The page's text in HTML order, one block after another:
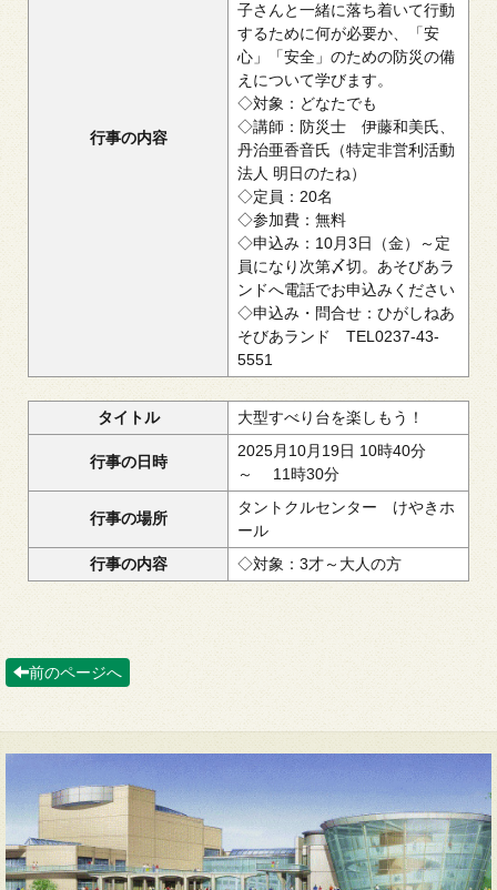
行事の内容
子さんと一緒に落ち着いて行動
するために何が必要か、「安
心」「安全」のための防災の備
えについて学びます。
◇対象：どなたでも
◇講師：防災士 伊藤和美氏、
丹治亜香音氏（特定非営利活動
法人 明日のたね）
◇定員：20名
◇参加費：無料
◇申込み：10月3日（金）～定
員になり次第〆切。あそびあラ
ンドへ電話でお申込みください
◇申込み・問合せ：ひがしねあ
そびあランド TEL0237-43-
5551
タイトル 大型すべり台を楽しもう！
行事の日時
2025月10月19日 10時40分
～ 11時30分
行事の場所
タントクルセンター けやきホ
ール
行事の内容
◇対象：3才～大人の方
前のページへ